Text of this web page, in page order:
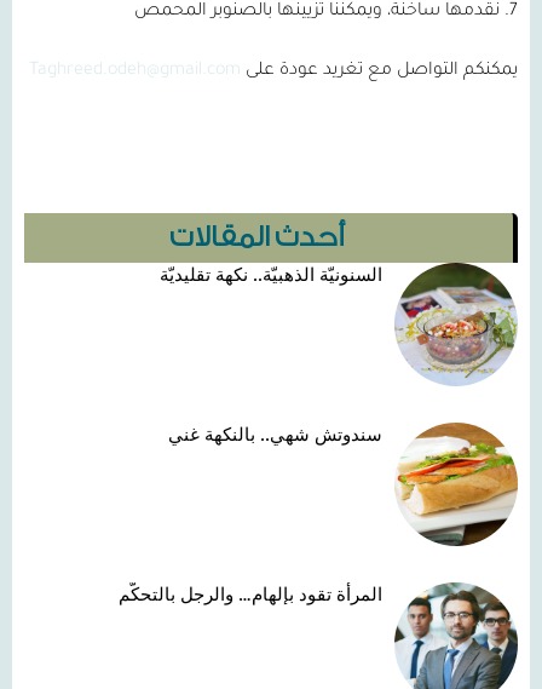
أحدث المقالات
السنونيّة الذهبيّة.. نكهة تقليديّة
سندوتش شهي.. بالنكهة غني
المرأة تقود بإلهام… والرجل بالتحكّم
7. نقدمها ساخنة، ويمكننا تزيينها بالصنوبر المحمص
يمكنكم التواصل مع تغريد عودة على Taghreed.odeh@gmail.com